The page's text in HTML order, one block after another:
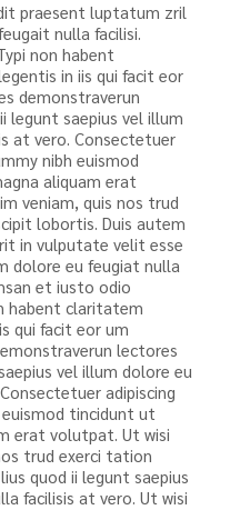
praesent luptatum zril
nulla facilisi.
non habent
in iis qui facit eor
demonstraverun
legunt saepius vel illum
at vero. Consectetuer
nibh euismod
aliquam erat
veniam, quis nos trud
lobortis. Duis autem
in vulputate velit esse
dolore eu feugiat nulla
et iusto odio
habent claritatem
qui facit eor um
lectores
vel illum dolore eu
adipiscing
tincidunt ut
erat volutpat. Ut wisi
trud exerci tation
quod ii legunt saepius
facilisis at vero. Ut wisi